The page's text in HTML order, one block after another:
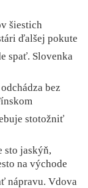
šiestich
ďalšej pokute
spať. Slovenka
bez
stotožniť
sto jaskýň,
na východe
nápravu. Vdova